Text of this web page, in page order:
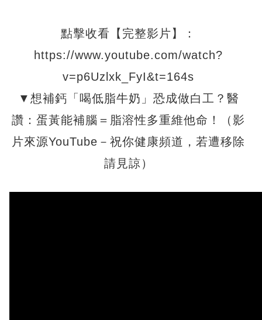
點擊收看【完整影片】：
https://www.youtube.com/watch?
v=p6Uzlxk_FyI&t=164s
▼想補鈣「喝低脂牛奶」恐成做白工？醫
讚：蛋黃能補腦＝脂溶性多重維他命！（影
片來源YouTube－祝你健康頻道，若遭移除
請見諒）